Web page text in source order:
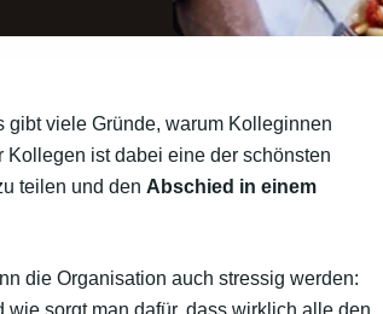
gibt viele Gründe, warum Kolleginnen
ist dabei eine der schönsten
teilen und den Abschied in einem
die Organisation auch stressig werden:
sorgt man dafür, dass wirklich alle den